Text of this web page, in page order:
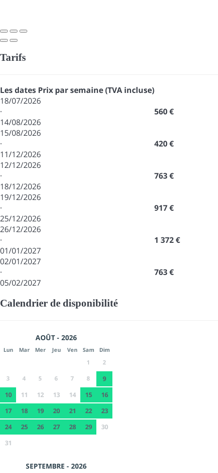
Tarifs
Les dates Prix par semaine (TVA incluse)
18/07/2026
·
14/08/2026
560 €
15/08/2026
·
11/12/2026
420 €
12/12/2026
·
18/12/2026
763 €
19/12/2026
·
25/12/2026
917 €
26/12/2026
·
01/01/2027
1 372 €
02/01/2027
·
05/02/2027
763 €
Calendrier de disponibilité
AOÛT - 2026
Lun Mar Mer Jeu Ven Sam Dim
1
2
3
4 5 6 7 8
9
10
11 12 13 14 15
16
17
18 19 20 21 22
23
24
25 26 27 28 29
30
31
SEPTEMBRE - 2026